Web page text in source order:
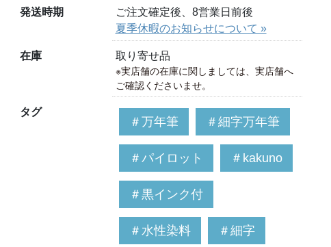
発送時期
ご注文確定後、8営業日前後
夏季休暇のお知らせについて »
在庫 取り寄せ品
※実店舗の在庫に関しましては、実店舗へ
ご確認くださいませ。
タグ
＃万年筆 ＃細字万年筆
＃パイロット ＃kakuno
＃黒インク付
＃水性染料 ＃細字